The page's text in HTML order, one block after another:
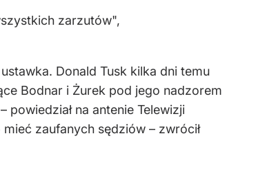
zarzutów",
Donald Tusk kilka dni temu
Bodnar i Żurek pod jego nadzorem
na antenie Telewizji
zaufanych sędziów – zwrócił